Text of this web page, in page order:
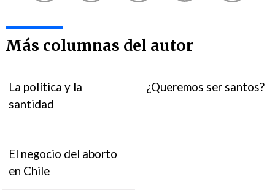
Más columnas del autor
La política y la
santidad
¿Queremos ser santos?
El negocio del aborto
en Chile